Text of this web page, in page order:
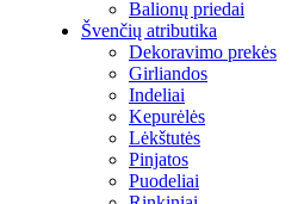
Balionų priedai
Švenčių atributika
Dekoravimo prekės
Girliandos
Indeliai
Kepurėlės
Lėkštutės
Pinjatos
Puodeliai